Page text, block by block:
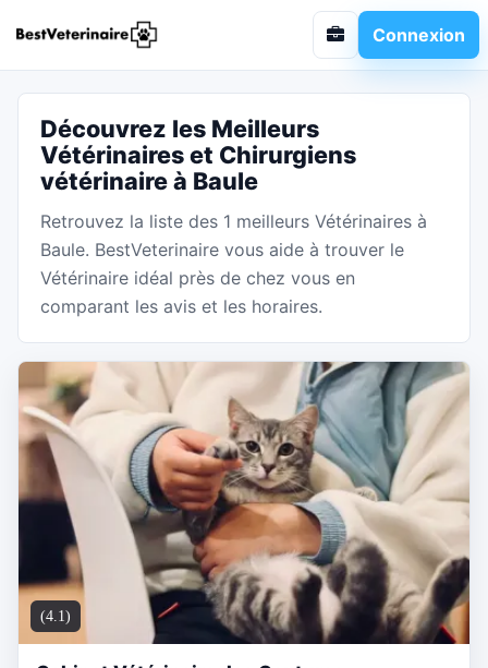
Connexion
Découvrez les Meilleurs
Vétérinaires et Chirurgiens
vétérinaire à Baule
Retrouvez la liste des 1 meilleurs Vétérinaires à
Baule. BestVeterinaire vous aide à trouver le
Vétérinaire idéal près de chez vous en
comparant les avis et les horaires.
(4.1)